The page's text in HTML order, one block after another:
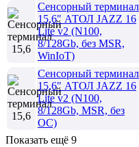
Сенсорный терминал
15,6" АТОЛ JAZZ 16
Lite v2 (N100,
8/128Gb, без MSR,
WinIoT)
Сенсорный терминал
15,6" АТОЛ JAZZ 16
Lite v2 (N100,
8/128Gb, MSR, без
ОС)
Показать ещё 9